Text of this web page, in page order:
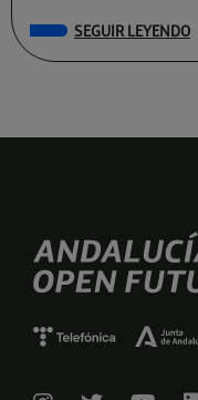
SEGUIR LEYENDO